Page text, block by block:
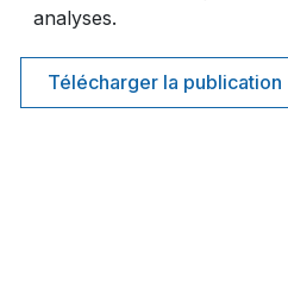
analyses.
Télécharger la publication